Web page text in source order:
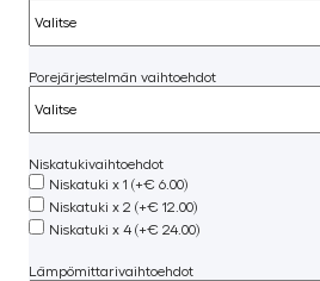
Porejärjestelmän vaihtoehdot
Niskatukivaihtoehdot
Niskatuki x 1 (+€ 6.00)
Niskatuki x 2 (+€ 12.00)
Niskatuki x 4 (+€ 24.00)
Lämpömittarivaihtoehdot